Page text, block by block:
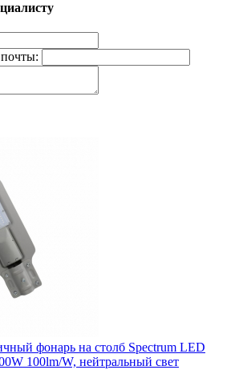
фонарь на столб Spectrum LED
100lm/W, нейтральный свет